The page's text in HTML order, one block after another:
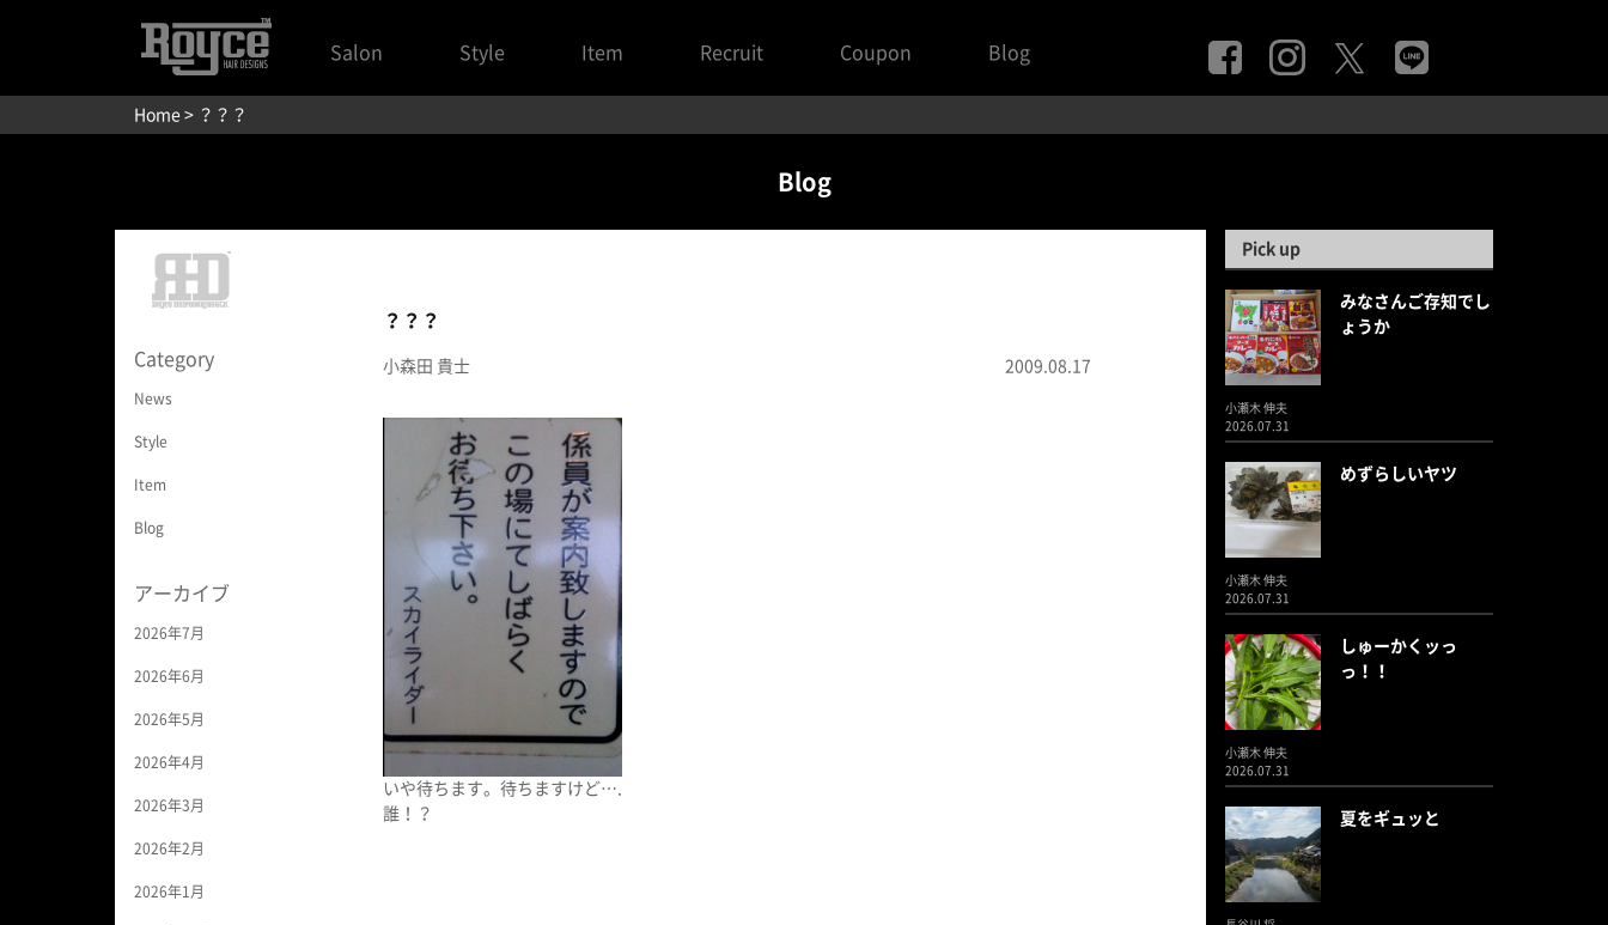
Salon Style Item Recruit Coupon Blog
Home > ？？？
Blog
Category
News
Style
Item
Blog
アーカイブ
2026年7月
2026年6月
2026年5月
2026年4月
2026年3月
2026年2月
2026年1月
？？？
小森田 貴士 2009.08.17
いや待ちます。待ちますけど….
誰！？
Pick up
みなさんご存知でし
ょうか
小瀬木 伸夫
2026.07.31
めずらしいヤツ
小瀬木 伸夫
2026.07.31
しゅーかくッっ
っ！！
小瀬木 伸夫
2026.07.31
夏をギュッと